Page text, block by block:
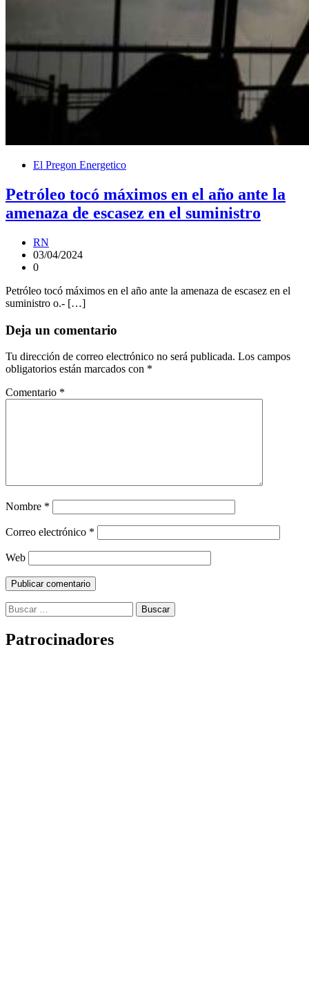
El Pregon Energetico
Petróleo tocó máximos en el año ante la
amenaza de escasez en el suministro
RN
03/04/2024
0
Petróleo tocó máximos en el año ante la amenaza de escasez en el
suministro o.- […]
Deja un comentario
Tu dirección de correo electrónico no será publicada. Los campos
obligatorios están marcados con *
Comentario *
Nombre *
Correo electrónico *
Web
Buscar:
Patrocinadores